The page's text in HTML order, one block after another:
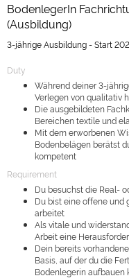
BodenlegerIn
(Ausbildung)
3-jährige Ausbildung - Start
Duty
Während deiner 3-
Verlegen von qualitativ
Die ausgebildeten
Bereichen textile und
Mit dem erworbenen
Bodenbelägen berätst
kompetent
Requirement
Du besuchst die Real-
Du bist eine offene und
arbeitet
Als vitale und
Arbeit eine
Dein bereits
Basis, auf der du die
Bodenlegerin aufbauen